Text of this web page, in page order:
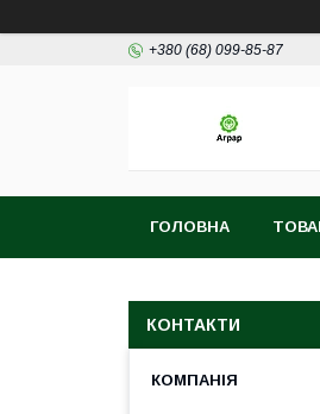
+380 (68) 099-85-87
ГОЛОВНА
КОНТАКТИ